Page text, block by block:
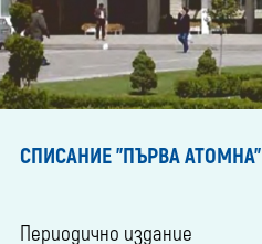
СПИСАНИЕ "ПЪРВА АТОМНА"
Периодично издание